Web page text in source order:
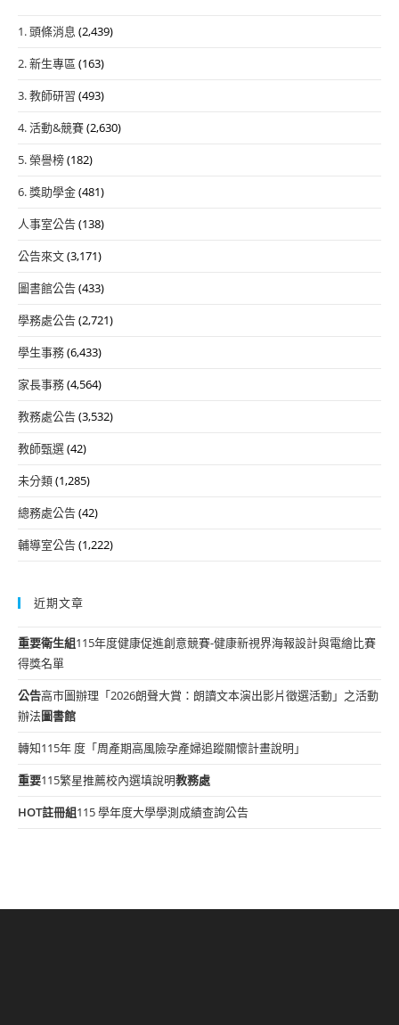
1. 頭條消息 (2,439)
2. 新生專區 (163)
3. 教師研習 (493)
4. 活動&競賽(2,630)
5. 榮譽榜(182)
6. 獎助學金(481)
人事室公告(138)
公告來文(3,171)
圖書館公告(433)
學務處公告(2,721)
學生事務(6,433)
家長事務(4,564)
教務處公告(3,532)
教師甄選(42)
未分類(1,285)
總務處公告(42)
輔導室公告(1,222)
近期文章
重要衛生組115年度健康促進創意競賽-健康新視界海報設計與電繪比賽
得獎名單
公告高市圖辦理「2026朗聲大賞：朗讀文本演出影片徵選活動」之活動
辦法圖書館
轉知115年 度「周產期高風險孕產婦追蹤關懷計畫說明」
重要115繁星推薦校內選填說明教務處
HOT註冊組115 學年度大學學測成績查詢公告